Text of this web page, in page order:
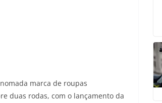
marca de roupas
duas rodas, com o lançamento da